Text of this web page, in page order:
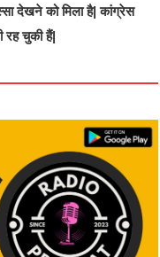
देखने को मिला है| कांग्रेस
रह चुकी हैं|